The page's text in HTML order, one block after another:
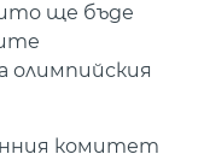
ще бъде
олимпийския
комитет